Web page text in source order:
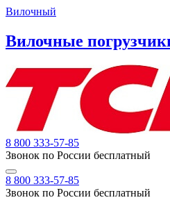
Вилочный
Вилочные
8 800 333-57-85
Звонок по России бесплатный
8 800 333-57-85
Звонок по России бесплатный